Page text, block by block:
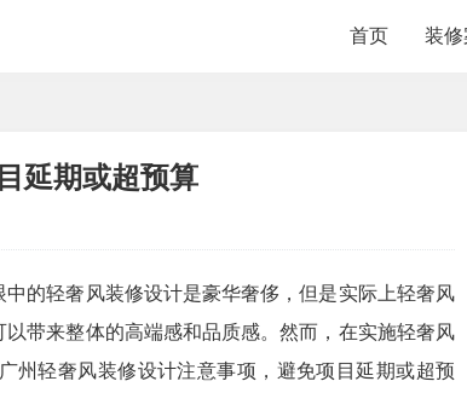
首页 装
延期或超预算
的轻奢风装修设计是豪华奢侈，但是实际上轻奢风
带来整体的高端感和品质感。然而，在实施轻奢风
州轻奢风装修设计注意事项，避免项目延期或超预